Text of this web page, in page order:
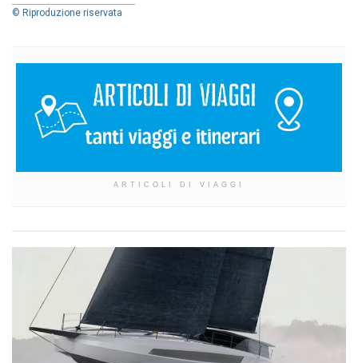
© Riproduzione riservata
ARTICOLI DI VIAGGI